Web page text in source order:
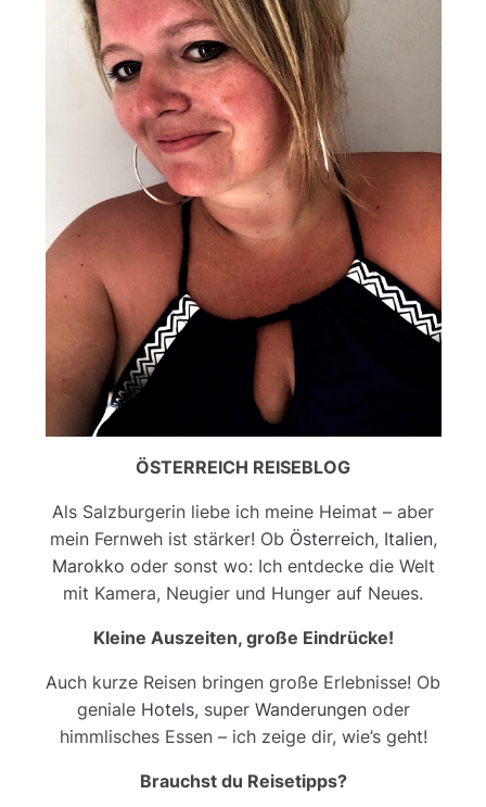
ÖSTERREICH REISEBLOG
Als Salzburgerin liebe ich meine Heimat – aber
mein Fernweh ist stärker! Ob Österreich, Italien,
Marokko oder sonst wo: Ich entdecke die Welt
mit Kamera, Neugier und Hunger auf Neues.
Kleine Auszeiten, große Eindrücke!
Auch kurze Reisen bringen große Erlebnisse! Ob
geniale Hotels, super Wanderungenoder
himmlisches Essen – ich zeige dir, wie’s geht!
Brauchst du Reisetipps?